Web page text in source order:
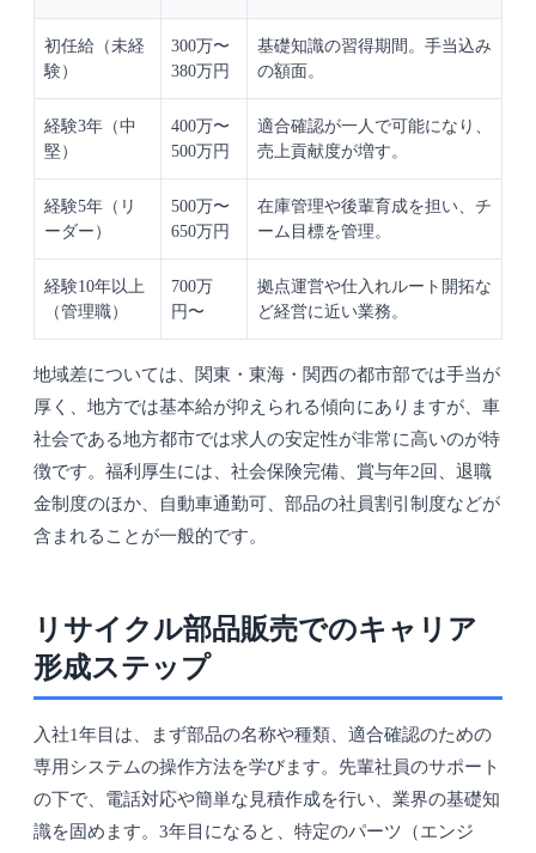
初任給（未経
験）
300万〜
380万円
基礎知識の習得期間。手当込み
の額面。
経験3年（中
堅）
400万〜
500万円
適合確認が一人で可能になり、
売上貢献度が増す。
経験5年（リ
ーダー）
500万〜
650万円
在庫管理や後輩育成を担い、チ
ーム目標を管理。
経験10年以上
（管理職）
700万
円〜
拠点運営や仕入れルート開拓な
ど経営に近い業務。
地域差については、関東・東海・関西の都市部では手当が
厚く、地方では基本給が抑えられる傾向にありますが、車
社会である地方都市では求人の安定性が非常に高いのが特
徴です。福利厚生には、社会保険完備、賞与年2回、退職
金制度のほか、自動車通勤可、部品の社員割引制度などが
含まれることが一般的です。
リサイクル部品販売でのキャリア
形成ステップ
入社1年目は、まず部品の名称や種類、適合確認のための
専用システムの操作方法を学びます。先輩社員のサポート
の下で、電話対応や簡単な見積作成を行い、業界の基礎知
識を固めます。3年目になると、特定のパーツ（エンジ